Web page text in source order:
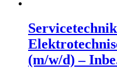
(m/w/d) –